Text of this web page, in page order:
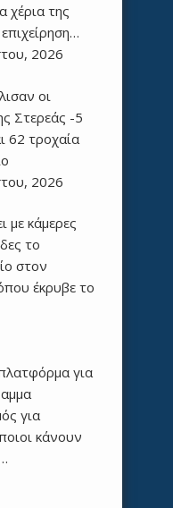
χέρια της
2026
οι
Στερεάς -5
62 τροχαία
2026
με κάμερες
το
στον
έκρυβε το
για
για
κάνουν